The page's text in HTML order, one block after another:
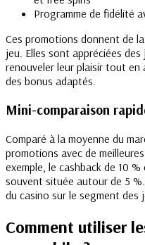
Programme de fidélité
Ces promotions donnent de
jeu. Elles sont appréciées
renouveler leur plaisir tout en
des bonus adaptés.
Mini-comparaison
Comparé à la moyenne du
promotions avec de
exemple, le cashback de 10
souvent située autour de 5
du casino sur le segment des
Comment utiliser